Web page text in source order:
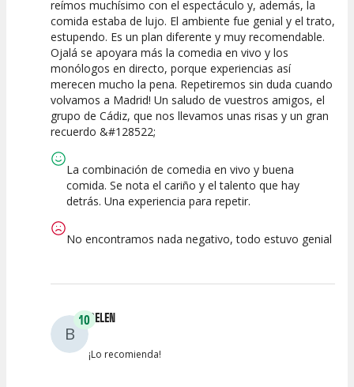
Calidad del
Espectáculo
Puesta en
Escena
Interpretación
artística
reímos muchísimo con el espectáculo y, además, la
comida estaba de lujo. El ambiente fue genial y el trato,
estupendo. Es un plan diferente y muy recomendable.
Ojalá se apoyara más la comedia en vivo y los
monólogos en directo, porque experiencias así
merecen mucho la pena. Repetiremos sin duda cuando
volvamos a Madrid! Un saludo de vuestros amigos, el
grupo de Cádiz, que nos llevamos unas risas y un gran
recuerdo &#128522;
La combinación de comedia en vivo y buena
comida. Se nota el cariño y el talento que hay
detrás. Una experiencia para repetir.
No encontramos nada negativo, todo estuvo genial
B
10BELEN
¡Lo recomienda!